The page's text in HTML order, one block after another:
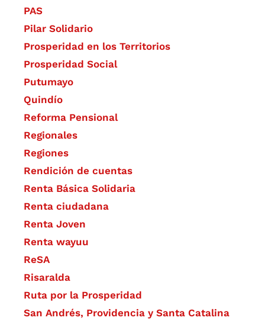
PAS
Pilar Solidario
Prosperidad en los Territorios
Prosperidad Social
Putumayo
Quindío
Reforma Pensional
Regionales
Regiones
Rendición de cuentas
Renta Básica Solidaria
Renta ciudadana
Renta Joven
Renta wayuu
ReSA
Risaralda
Ruta por la Prosperidad
San Andrés, Providencia y Santa Catalina